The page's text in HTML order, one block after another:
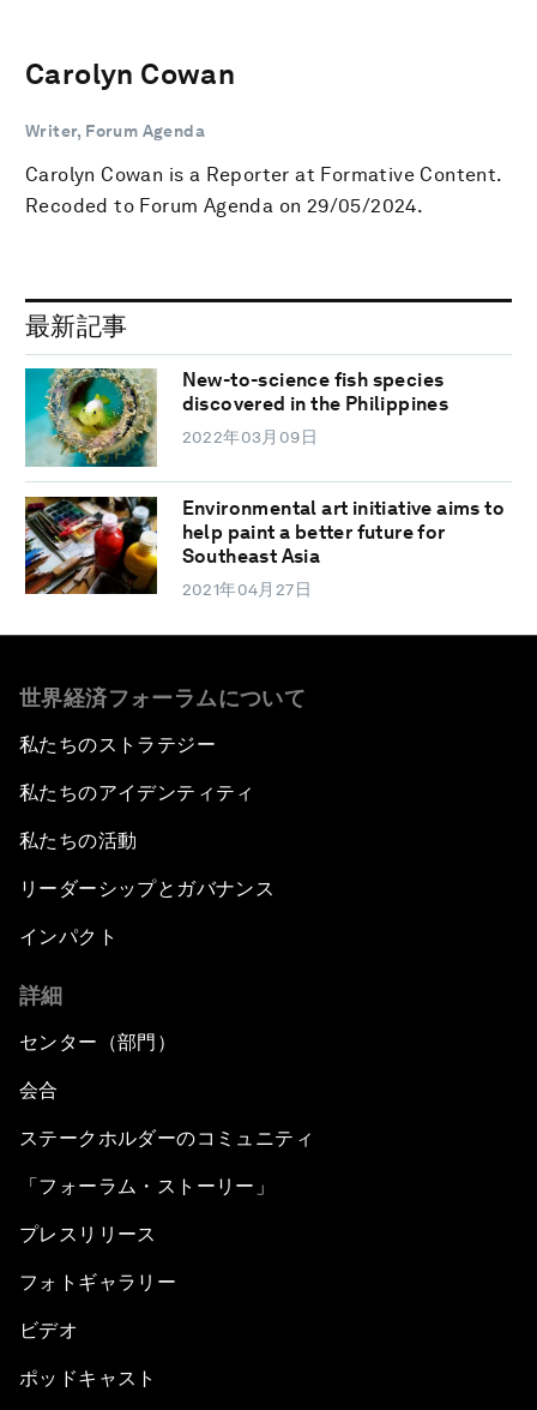
Carolyn Cowan
Writer, Forum Agenda
Carolyn Cowan is a Reporter at Formative Content.
Recoded to Forum Agenda on 29/05/2024.
最新記事
New-to-science fish species
discovered in the Philippines
2022年03月09日
Environmental art initiative aims to
help paint a better future for
Southeast Asia
2021年04月27日
世界経済フォーラムについて
私たちのストラテジー
私たちのアイデンティティ
私たちの活動
リーダーシップとガバナンス
インパクト
詳細
センター（部門）
会合
ステークホルダーのコミュニティ
「フォーラム・ストーリー」
プレスリリース
フォトギャラリー
ビデオ
ポッドキャスト